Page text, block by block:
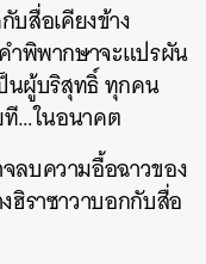
สื่อเคียงข้าง
ำพิพากษาจะแปรผัน
นผู้บริสุทธิ์ ทุกคน
ที…ในอนาคต
ลบความอื้อฉาวของ
ฮิราซาวาบอกกับสื่อ